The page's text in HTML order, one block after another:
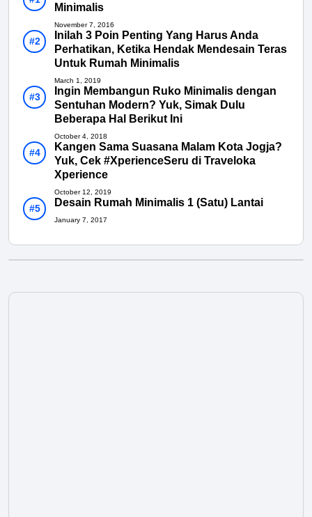
Minimalis
November 7, 2016
Inilah 3 Poin Penting Yang Harus Anda
Perhatikan, Ketika Hendak Mendesain Teras
Untuk Rumah Minimalis
March 1, 2019
Ingin Membangun Ruko Minimalis dengan
Sentuhan Modern? Yuk, Simak Dulu
Beberapa Hal Berikut Ini
October 4, 2018
Kangen Sama Suasana Malam Kota Jogja?
Yuk, Cek #XperienceSeru di Traveloka
Xperience
October 12, 2019
Desain Rumah Minimalis 1 (Satu) Lantai
January 7, 2017